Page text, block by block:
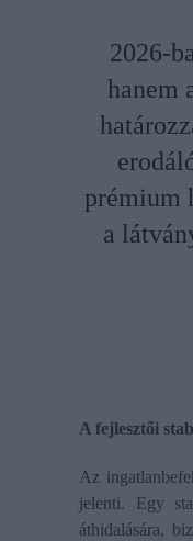
2026-
hanem
prémium
a
A fejlesztői
Az
jelenti. Egy
áthidalására,